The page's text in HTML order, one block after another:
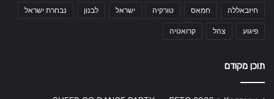
חיזבאללה חמאס טורקיה ישראל לבנון נבחרת ישראל
פיגוע צהל קרואטיה
תוכן מקודם